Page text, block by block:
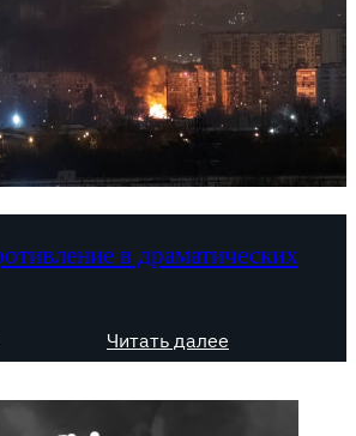
в драматических
Читать далее
У
к